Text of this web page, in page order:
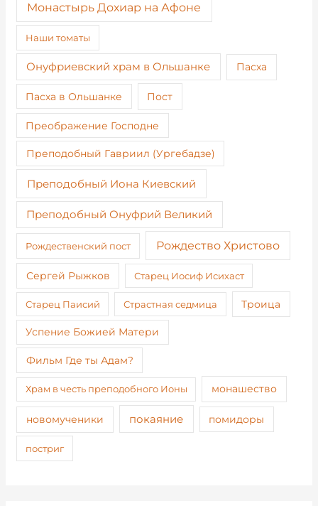
Монастырь Дохиар на Афоне
Наши томаты
Онуфриевский храм в Ольшанке Пасха
Пасха в Ольшанке Пост
Преображение Господне
Преподобный Гавриил (Ургебадзе)
Преподобный Иона Киевский
Преподобный Онуфрий Великий
Рождественский пост Рождество Христово
Сергей Рыжков Старец Иосиф Исихаст
Старец Паисий Страстная седмица Троица
Успение Божией Матери
Фильм Где ты Адам?
Храм в честь преподобного Ионы монашество
новомученики покаяние помидоры
постриг